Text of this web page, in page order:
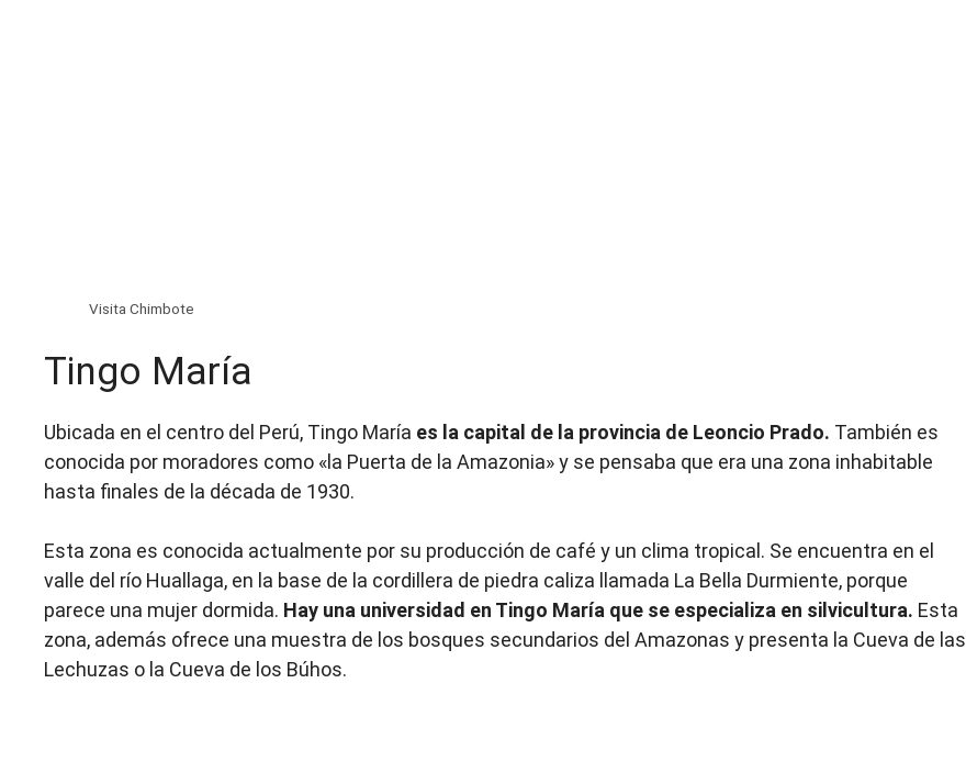
Visita Chimbote
Tingo María
Ubicada en el centro del Perú, Tingo María es la capital de la provincia de Leoncio Prado. También es
conocida por moradores como «la Puerta de la Amazonia» y se pensaba que era una zona inhabitable
hasta finales de la década de 1930.
Esta zona es conocida actualmente por su producción de café y un clima tropical. Se encuentra en el
valle del río Huallaga, en la base de la cordillera de piedra caliza llamada La Bella Durmiente, porque
parece una mujer dormida. Hay una universidad en Tingo María que se especializa en silvicultura. Esta
zona, además ofrece una muestra de los bosques secundarios del Amazonas y presenta la Cueva de las
Lechuzas o la Cueva de los Búhos.